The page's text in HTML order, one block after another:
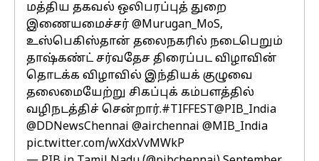
மத்திய தகவல் ஒலிபரப்புத் துறை
இணையமைச்சர் @Murugan_MoS,
உஸ்பெகிஸ்தான் தலைநகரில் நடைபெறும்
தாஷ்கண்ட் சர்வதேச திரைப்பட விழாவின்
தொடக்க விழாவில் இந்தியக் குழுவை
தலைமையேற்று சிகப்புக் கம்பளத்தில்
வழிநடத்திச் சென்றார்.#TIFFEST@PIB_India
@DDNewsChennai @airchennai @MIB_India
pic.twitter.com/wXdxVvMWkP